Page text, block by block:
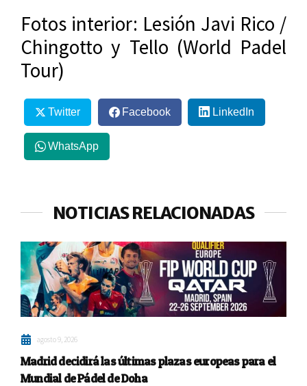
Fotos interior: Lesión Javi Rico /
Chingotto y Tello (World Padel
Tour)
Twitter Facebook LinkedIn
WhatsApp
NOTICIAS RELACIONADAS
agosto 9, 2026
Madrid decidirá las últimas plazas europeas para el
Mundial de Pádel de Doha